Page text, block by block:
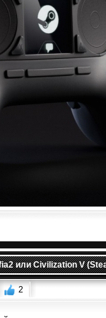
или Civilization V
2